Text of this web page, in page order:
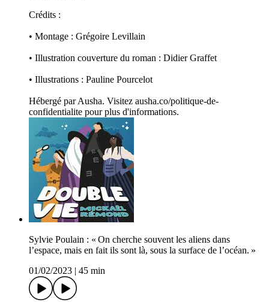
Crédits :
• Montage : Grégoire Levillain
• Illustration couverture du roman : Didier Graffet
• Illustrations : Pauline Pourcelot
Hébergé par Ausha. Visitez ausha.co/politique-de-
confidentialite pour plus d'informations.
Sylvie Poulain : « On cherche souvent les aliens dans
l’espace, mais en fait ils sont là, sous la surface de l’océan. »
01/02/2023
45 min